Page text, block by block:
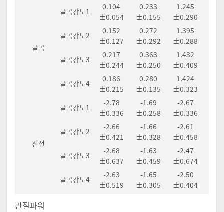
굴곡
굴곡강도1
0.104
±0.054
0.233
±0.155
1.245
±0.290
굴곡강도2
0.152
±0.127
0.272
±0.292
1.395
±0.288
굴곡강도3
0.217
±0.244
0.363
±0.250
1.432
±0.409
굴곡강도4
0.186
±0.215
0.280
±0.135
1.424
±0.323
신전
굴곡강도1
-2.78
±0.336
-1.69
±0.258
-2.67
±0.336
굴곡강도2
-2.66
±0.421
-1.66
±0.328
-2.61
±0.458
굴곡강도3
-2.68
±0.637
-1.63
±0.459
-2.47
±0.674
굴곡강도4
-2.63
±0.519
-1.65
±0.305
-2.50
±0.404
관절파워